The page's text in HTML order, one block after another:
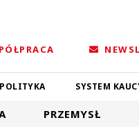
SYSTEM
PRZEMYSŁ